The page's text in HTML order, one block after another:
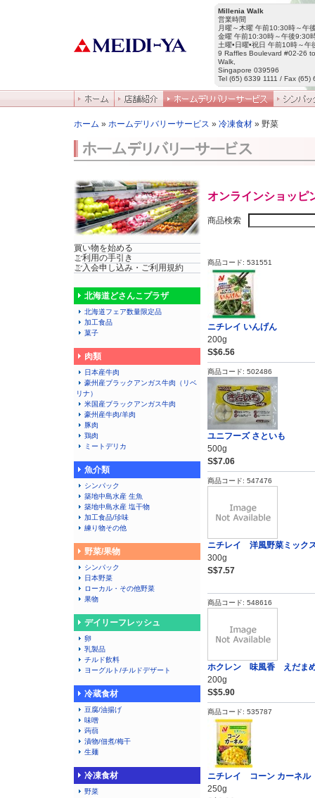
Millenia Walk
営業時間
月曜～木曜 午前10:30時～午
金曜 午前10:30時～午後9:30
土曜•日曜•祝日 午前10時～午
9 Raffles Boulevard #02-26
Walk,
Singapore 039596
Tel (65) 6339 1111 / Fax (65)
ホーム » ホームデリバリーサービス » 冷凍食材 » 野菜
買い物を始める
ご利用の手引き
ご入会申し込み・ご利用規約
北海道どさんこプラザ
北海道フェア数量限定品
加工食品
菓子
肉類
日本産牛肉
豪州産ブラックアンガス牛肉（リベ
リナ）
米国産ブラックアンガス牛肉
豪州産牛肉/羊肉
豚肉
鶏肉
ミートデリカ
魚介類
シンパック
築地中島水産 生魚
築地中島水産 塩干物
加工食品/珍味
練り物その他
野菜/果物
シンパック
日本野菜
ローカル・その他野菜
果物
デイリーフレッシュ
卵
乳製品
チルド飲料
ヨーグルト/チルドデザート
冷蔵食材
豆腐/油揚げ
味噌
蒟蒻
漬物/佃煮/梅干
生麺
冷凍食材
野菜
オンラインショッピ
商品検索
商品コード: 531551
ニチレイ いんげん
200g
S$6.56
商品コード: 502486
ユニフーズ さといも
500g
S$7.06
商品コード: 547476
ニチレイ 洋風野菜ミック
300g
S$7.57
商品コード: 548616
ホクレン 味風香 えだま
200g
S$5.90
商品コード: 535787
ニチレイ コーン カーネル
250g